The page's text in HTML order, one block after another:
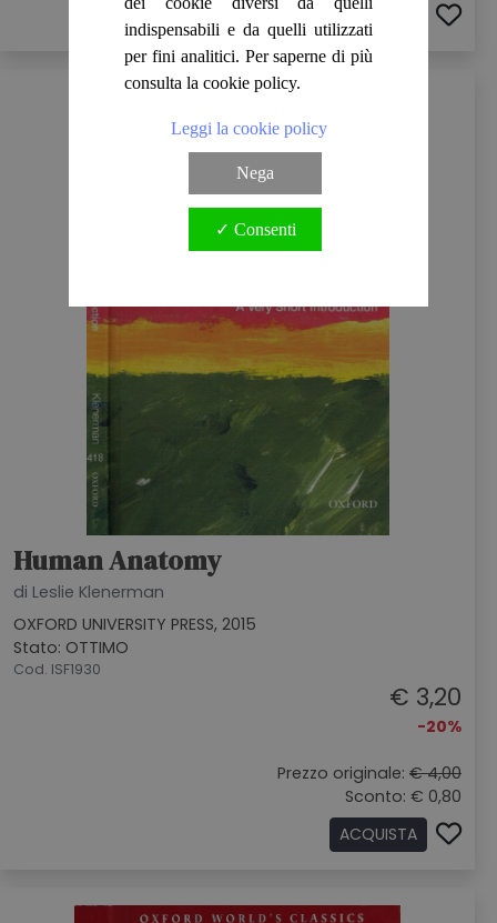
ACQUISTA
Human Anatomy
di Leslie Klenerman
OXFORD UNIVERSITY PRESS, 2015
Stato: OTTIMO
Cod. ISF1930
€ 3,20
-20%
Prezzo originale: € 4,00
Sconto: € 0,80
ACQUISTA
indispensabili e da quelli utilizzati
per fini analitici. Per saperne di più
consulta la cookie policy.
Leggi la cookie policy
Nega
✓ Consenti